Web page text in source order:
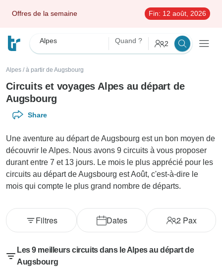
Offres de la semaine Fin: 12 août, 2026
Alpes Quand ? 2
Alpes / à partir de Augsbourg
Circuits et voyages Alpes au départ de
Augsbourg
Share
Une aventure au départ de Augsbourg est un bon moyen de
découvrir le Alpes. Nous avons 9 circuits à vous proposer
durant entre 7 et 13 jours. Le mois le plus apprécié pour les
circuits au départ de Augsbourg est Août, c'est-à-dire le
mois qui compte le plus grand nombre de départs.
Dates 2Pax
Filtres
Les 9 meilleurs circuits dans le Alpes au départ de
Augsbourg